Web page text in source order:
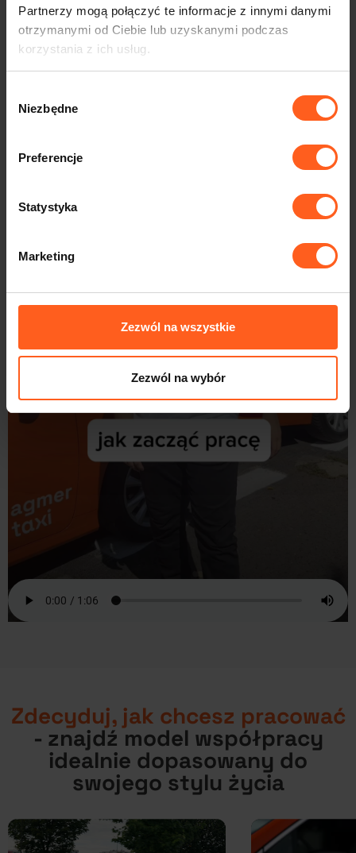
Partnerzy mogą połączyć te informacje z innymi danymi
otrzymanymi od Ciebie lub uzyskanymi podczas
korzystania z ich usług.
zgody
Niezbędne
Preferencje
Statystyka
Marketing
Zezwól na wszystkie
Zezwól na wybór
Zdecyduj, jak chcesz pracować
- znajdź model współpracy
idealnie dopasowany do
swojego stylu życia